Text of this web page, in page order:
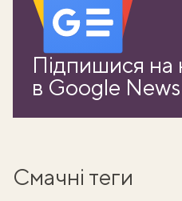
Підпишися на
в Google News
Смачні теги